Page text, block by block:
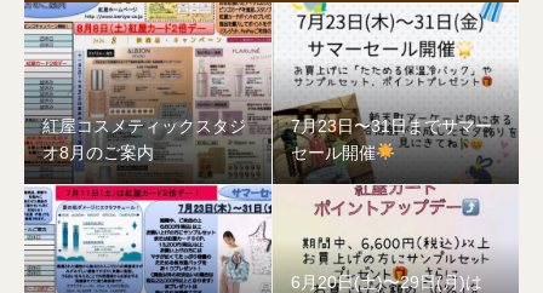
紅屋コスメティックスタジ
オ8月のご案内
7月23日〜31日までサマー
セール開催
6月20日(土)〜29日(月)は